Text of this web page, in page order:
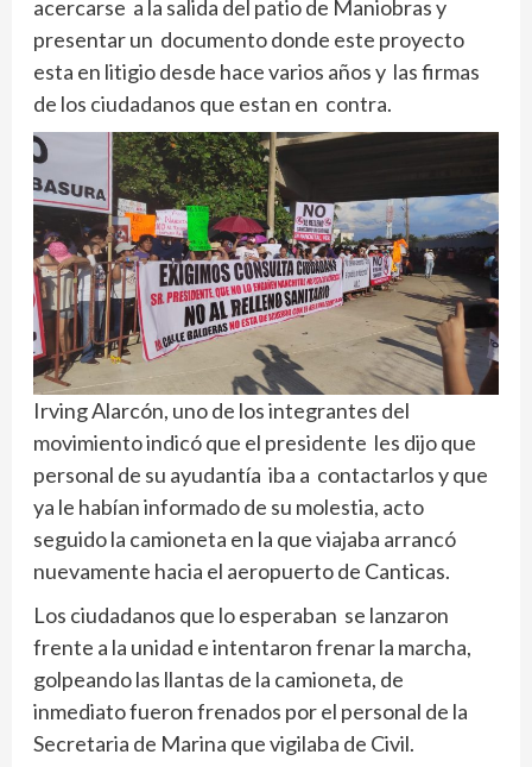
acercarse a la salida del patio de Maniobras y
presentar un documento donde este proyecto
esta en litigio desde hace varios años y las firmas
de los ciudadanos que estan en contra.
Irving Alarcón, uno de los integrantes del
movimiento indicó que el presidente les dijo que
personal de su ayudantía iba a contactarlos y que
ya le habían informado de su molestia, acto
seguido la camioneta en la que viajaba arrancó
nuevamente hacia el aeropuerto de Canticas.
Los ciudadanos que lo esperaban se lanzaron
frente a la unidad e intentaron frenar la marcha,
golpeando las llantas de la camioneta, de
inmediato fueron frenados por el personal de la
Secretaria de Marina que vigilaba de Civil.